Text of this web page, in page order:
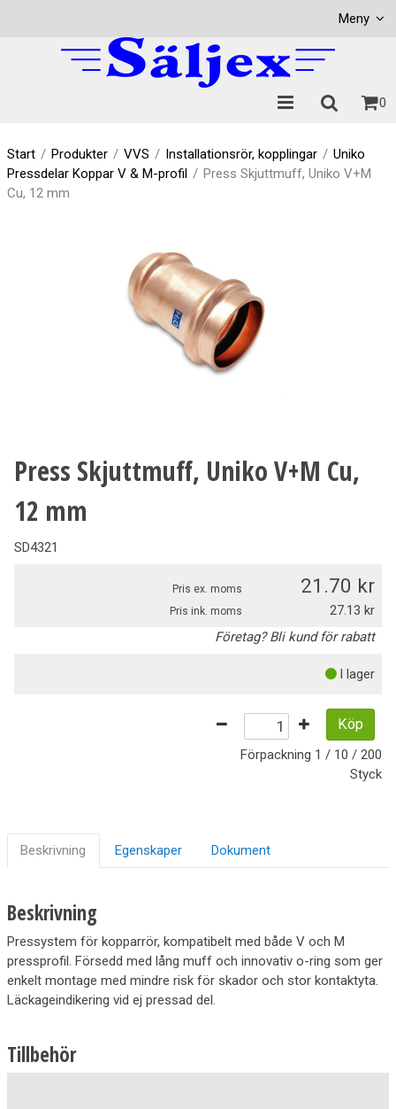
Meny
0
Start / Produkter / VVS / Installationsrör, kopplingar / Uniko
Pressdelar Koppar V & M-profil / Press Skjuttmuff, Uniko V+M
Cu, 12 mm
Press Skjuttmuff, Uniko V+M Cu,
12 mm
SD4321
Pris ex. moms 21.70
Pris ink. moms
27.13
Företag? Bli kund för rabatt
I lager
Köp
Förpackning 1 / 10 / 200
Styck
Beskrivning Egenskaper Dokument
Beskrivning
Pressystem för kopparrör, kompatibelt med både V och M
pressprofil. Försedd med lång muff och innovativ o-ring som ger
enkelt montage med mindre risk för skador och stor kontaktyta.
Läckageindikering vid ej pressad del.
Tillbehör